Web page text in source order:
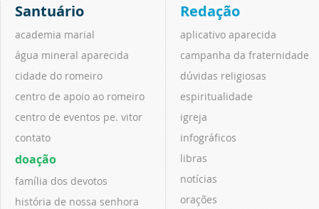
Santuário
academia marial
água mineral aparecida
cidade do romeiro
centro de apoio ao romeiro
centro de eventos pe. vitor
contato
doação
família dos devotos
história de nossa senhora
Redação
aplicativo aparecida
campanha da fraternidade
dúvidas religiosas
espiritualidade
igreja
infográficos
libras
notícias
orações